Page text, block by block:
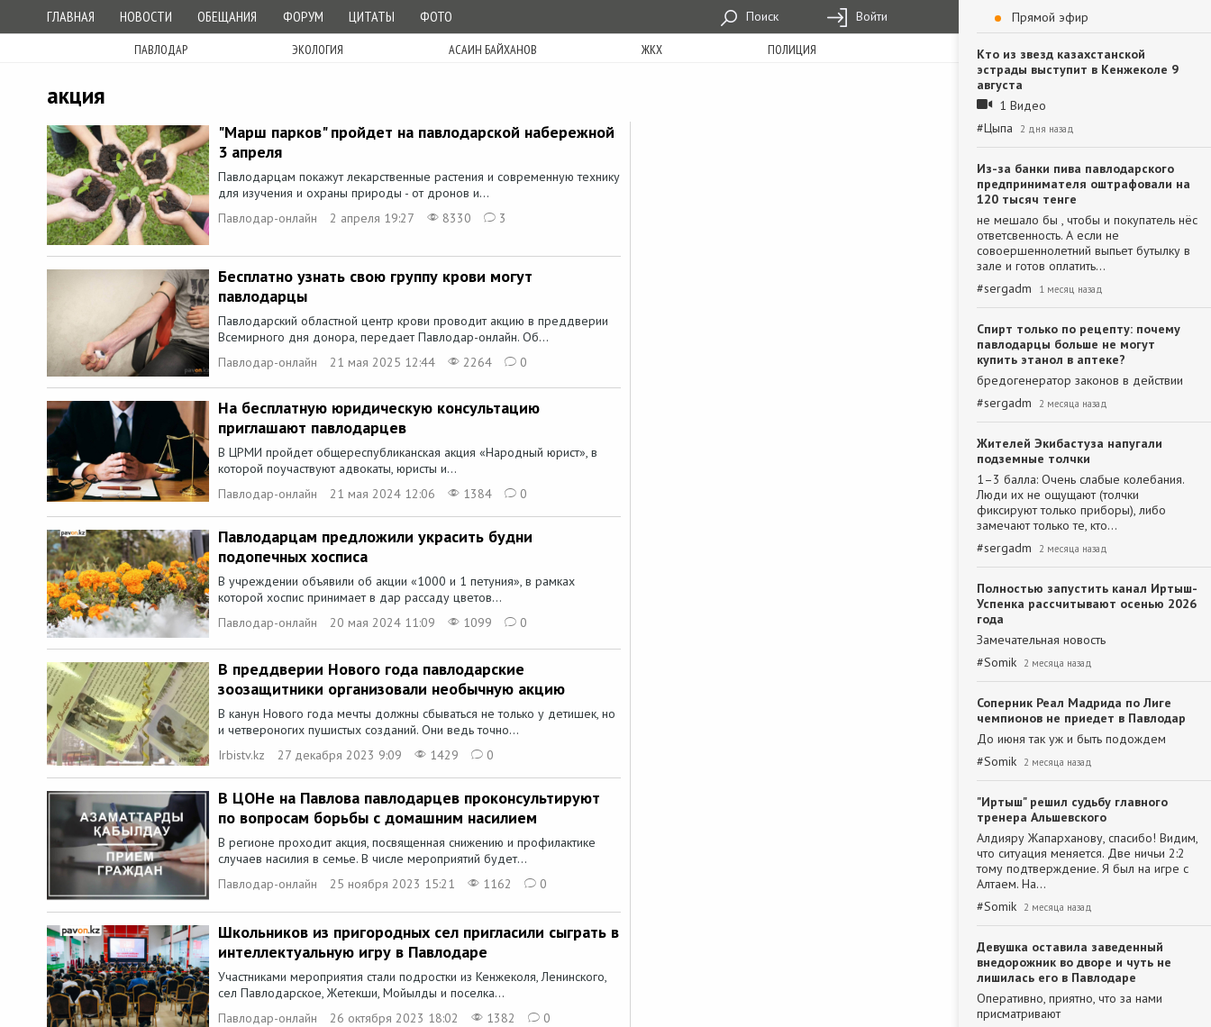
ГЛАВНАЯ НОВОСТИ ОБЕЩАНИЯ ФОРУМ ЦИТАТЫ ФОТО Поиск Войти
ПАВЛОДАР ЭКОЛОГИЯ АСАИН БАЙХАНОВ ЖКХ ПОЛИЦИЯ
акция
"Марш парков" пройдет на павлодарской набережной
3 апреля
Павлодарцам покажут лекарственные растения и современную технику
для изучения и охраны природы - от дронов и...
Павлодар-онлайн
2 апреля 19:27 8330 3
Бесплатно узнать свою группу крови могут
павлодарцы
Павлодарский областной центр крови проводит акцию в преддверии
Всемирного дня донора, передает Павлодар-онлайн. Об...
Павлодар-онлайн
21 мая 2025 12:44 2264 0
На бесплатную юридическую консультацию
приглашают павлодарцев
В ЦРМИ пройдет общереспубликанская акция «Народный юрист», в
которой поучаствуют адвокаты, юристы и...
Павлодар-онлайн
21 мая 2024 12:06 1384 0
Павлодарцам предложили украсить будни
подопечных хосписа
В учреждении объявили об акции «1000 и 1 петуния», в рамках
которой хоспис принимает в дар рассаду цветов...
Павлодар-онлайн
20 мая 2024 11:09 1099 0
В преддверии Нового года павлодарские
зоозащитники организовали необычную акцию
В канун Нового года мечты должны сбываться не только у детишек, но
и четвероногих пушистых созданий. Они ведь точно...
Irbistv.kz
27 декабря 2023 9:09 1429 0
В ЦОНе на Павлова павлодарцев проконсультируют
по вопросам борьбы с домашним насилием
В регионе проходит акция, посвященная снижению и профилактике
случаев насилия в семье. В числе мероприятий будет...
Павлодар-онлайн
25 ноября 2023 15:21 1162 0
Школьников из пригородных сел пригласили сыграть в
интеллектуальную игру в Павлодаре
Участниками мероприятия стали подростки из Кенжеколя, Ленинского,
сел Павлодарское, Жетекши, Мойылды и поселка...
Павлодар-онлайн
26 октября 2023 18:02 1382 0
Прямой эфир
Кто из звезд казахстанской
эстрады выступит в Кенжеколе 9
августа
1 Видео
#Цыпа 2 дня назад
Из-за банки пива павлодарского
предпринимателя оштрафовали на
120 тысяч тенге
не мешало бы , чтобы и покупатель нёс
ответсвенность. А если не
совоершеннолетний выпьет бутылку в
зале и готов оплатить…
#sergadm 1 месяц назад
Спирт только по рецепту: почему
павлодарцы больше не могут
купить этанол в аптеке?
бредогенератор законов в действии
#sergadm 2 месяца назад
Жителей Экибастуза напугали
подземные толчки
1–3 балла: Очень слабые колебания.
Люди их не ощущают (толчки
фиксируют только приборы), либо
замечают только те, кто…
#sergadm 2 месяца назад
Полностью запустить канал Иртыш-
Успенка рассчитывают осенью 2026
года
Замечательная новость
#Somik 2 месяца назад
Соперник Реал Мадрида по Лиге
чемпионов не приедет в Павлодар
До июня так уж и быть подождем
#Somik 2 месяца назад
"Иртыш" решил судьбу главного
тренера Альшевского
Алдияру Жапарханову, спасибо! Видим,
что ситуация меняется. Две ничьи 2:2
тому подтверждение. Я был на игре с
Алтаем. На…
#Somik 2 месяца назад
Девушка оставила заведенный
внедорожник во дворе и чуть не
лишилась его в Павлодаре
Оперативно, приятно, что за нами
присматривают